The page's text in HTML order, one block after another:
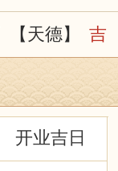
【天德】 吉
开业吉日